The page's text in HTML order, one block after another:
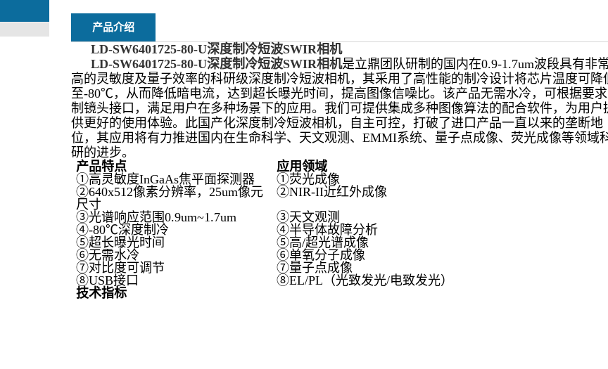
产品介绍
LD-SW6401725-80-U深度制冷短波SWIR相机
LD-SW6401725-80-U深度制冷短波SWIR相机是立鼎团队研制的国内在0.9-1.7um波段具有非
高的灵敏度及量子效率的科研级深度制冷短波相机，其采用了高性能的制冷设计将芯片温度可 降
至-80℃，从而降低暗电流，达到超长曝光时间，提高图像信噪比。该产品无需水冷，可根据要
制镜头接口，满足用户在多种场景下的应用。我们可提供集成多种图像算法的配合软件，为用户
供更好的使用体验。此国产化深度制冷短波相机，自主可控，打破了进口产品一直以来的垄断地
位，其应用将有力推进国内在生命科学、天文观测、 EMMI系统、量子点成像、荧光成像等领域
研的进步。
产品特点
应用领域
①高灵敏度InGaAs焦平面探测器
①荧光成像
②640x512像素分辨率，25um像元
尺寸
②NIR-II近红外成像
③光谱响应范围0.9um~1.7um
③天文观测
④-80℃深度制冷
④半导体故障分析
⑤超长曝光时间
⑤高/超光谱成像
⑥无需水冷
⑥单氧分子成像
⑦对比度可调节
⑦量子点成像
⑧USB接口
技术指标
⑧EL/PL（光致发光/电致发光）